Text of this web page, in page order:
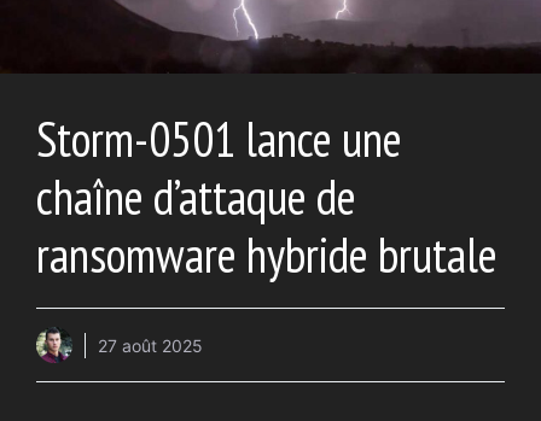
Storm-0501 lance une
chaîne d’attaque de
ransomware hybride brutale
27 août 2025